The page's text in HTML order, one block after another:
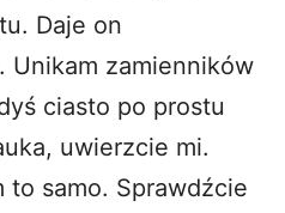
Daje on
Unikam zamienników
ciasto po prostu
uwierzcie mi.
to samo. Sprawdźcie